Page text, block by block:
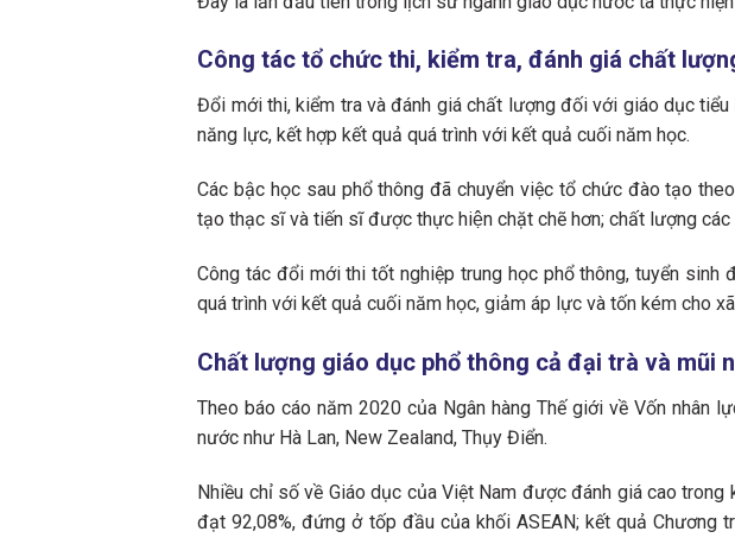
Công tác tổ chức thi, kiểm tra, đánh giá chất
Đổi mới thi, kiểm tra và đánh giá chất lượng đối với giáo dục
năng lực, kết hợp kết quả quá trình với kết quả cuối năm học.
Các bậc học sau phổ thông đã chuyển việc tổ chức đào tạo
tạo thạc sĩ và tiến sĩ được thực hiện chặt chẽ hơn; chất lượng
Công tác đổi mới thi tốt nghiệp trung học phổ thông, tuyển
quá trình với kết quả cuối năm học, giảm áp lực và tốn kém cho
Chất lượng giáo dục phổ thông cả đại trà và mũi
Theo báo cáo năm 2020 của Ngân hàng Thế giới về Vốn nhân
nước như Hà Lan, New Zealand, Thụy Điển.
Nhiều chỉ số về Giáo dục của Việt Nam được đánh giá cao
đạt 92,08%, đứng ở tốp đầu của khối ASEAN; kết quả